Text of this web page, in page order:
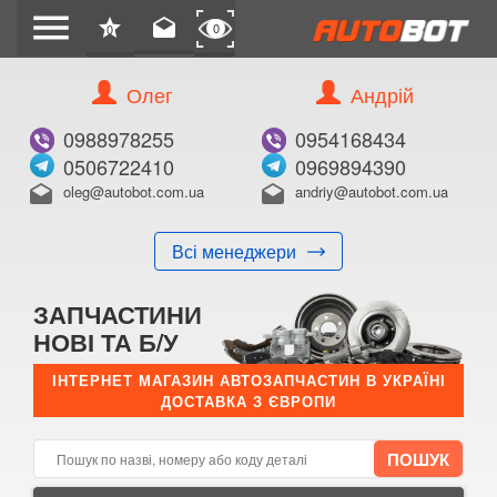
menu star
0 drafts 0
Олег
0988978255
0506722410
drafts oleg@autobot.com.ua
Всі менеджери
Андрій
0954168434
0969894390
drafts andriy@autobot.com.ua
ЗАПЧАСТИНИ
НОВІ ТА Б/У
ІНТЕРНЕТ МАГАЗИН АВТОЗАПЧАСТИН В УКРАЇНІ
ДОСТАВКА З ЄВРОПИ
КУПИТИ
Оригінальний номер:
Примітка:
E-mail:
Телефон: